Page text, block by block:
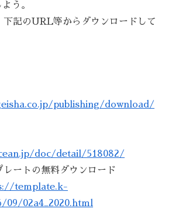
う。
下記のURL等からダウンロードして
publishing/download/
doc/detail/518082/
ートの無料ダウンロード
template.k-
02a4_2020.html